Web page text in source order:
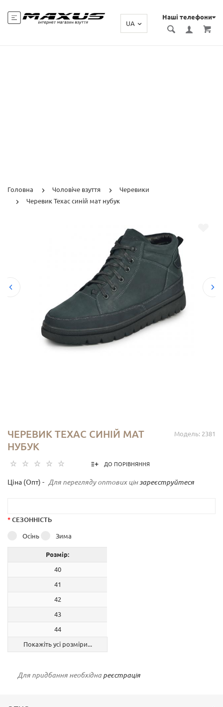
Наші телефони
UA
Головна Чоловіче взуття
Черевики
Черевик Техас синій мат нубук
Модель: 2381
ЧЕРЕВИК ТЕХАС СИНІЙ МАТ
НУБУК
ДО ПОРІВНЯННЯ
Ціна (Опт) - Для перегляду оптових цінзареєструйтеся
* СЕЗОННІСТЬ
Осінь Зима
Розмір:
40
41
42
43
44
Покажіть усі розміри...
Для придбання необхідна реєстрація